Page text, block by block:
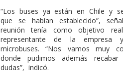
“Los buses ya están en Chile y
que se habían establecido”,
reunión tenía como objetivo
representante de la
microbuses. “Nos vamos muy
donde pudimos además
dudas”, indicó.